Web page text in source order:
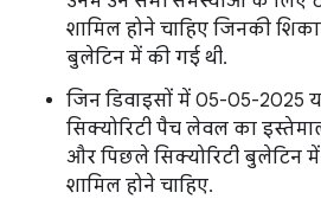
शामिल होने चाहिए जिनकी
बुलेटिन में की गई थी.
जिन डिवाइसों में 05-05-2025
सिक्योरिटी पैच लेवल का
और पिछले सिक्योरिटी बुलेटिन
शामिल होने चाहिए.